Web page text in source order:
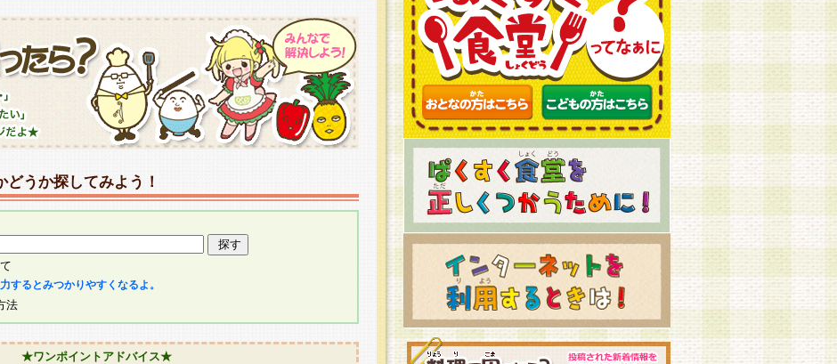
どうか探してみよう！
するとみつかりやすくなるよ。
法
★ワンポイントアドバイス★